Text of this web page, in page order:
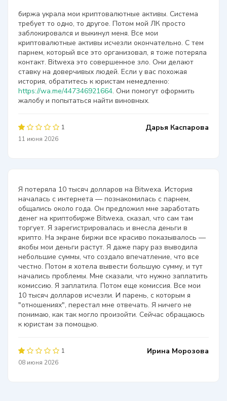
биржа украла мои криптовалютные активы. Система
требует то одно, то другое. Потом мой ЛК просто
заблокировался и выкинул меня. Все мои
криптовалютные активы исчезли окончательно. С тем
парнем, который все это организовал, я тоже потеряла
контакт. Bitwexa это совершенное зло. Они делают
ставку на доверчивых людей. Если у вас похожая
история, обратитесь к юристам немедленно:
https://wa.me/447346921664. Они помогут оформить
жалобу и попытаться найти виновных.
1
11 июня 2026
Дарья Каспарова
Я потеряла 10 тысяч долларов на Bitwexa. История
началась с интернета — познакомилась с парнем,
общались около года. Он предложил мне заработать
денег на криптобирже Bitwexa, сказал, что сам там
торгует. Я зарегистрировалась и внесла деньги в
крипто. На экране биржи все красиво показывалось —
якобы мои деньги растут. Я даже пару раз выводила
небольшие суммы, что создало впечатление, что все
честно. Потом я хотела вывести большую сумму, и тут
начались проблемы. Мне сказали, что нужно заплатить
комиссию. Я заплатила. Потом еще комиссия. Все мои
10 тысяч долларов исчезли. И парень, с которым я
"отношениях", перестал мне отвечать. Я ничего не
понимаю, как так могло произойти. Сейчас обращаюсь
к юристам за помощью.
1
08 июня 2026
Ирина Морозова